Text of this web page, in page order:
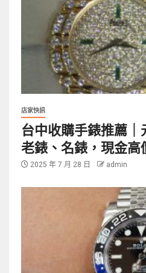
店家快訊
台中收購手錶推薦
老錶、名錶，現金高
2025 年 7 月 28 日 admin